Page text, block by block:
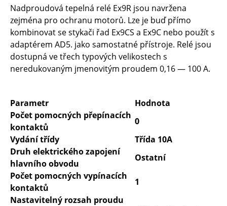
Nadproudová tepelná relé Ex9R jsou navržena
zejména pro ochranu motorů. Lze je buď přímo
kombinovat se stykači řad Ex9CS a Ex9C nebo použít s
adaptérem AD5. jako samostatné přístroje. Relé jsou
dostupná ve třech typových velikostech s
neredukovaným jmenovitým proudem 0,16 — 100 A.
Parametr
Hodnota
Počet pomocných přepínacích
kontaktů
0
Vydání třídy
Třída 10A
Druh elektrického zapojení
hlavního obvodu
Ostatní
Počet pomocných vypínacích
kontaktů
1
Nastavitelný rozsah proudu